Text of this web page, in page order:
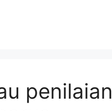
penilaian